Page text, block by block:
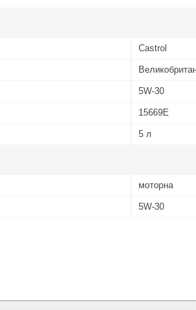
Castrol
5W-30
15669E
5 л
моторна
5W-30